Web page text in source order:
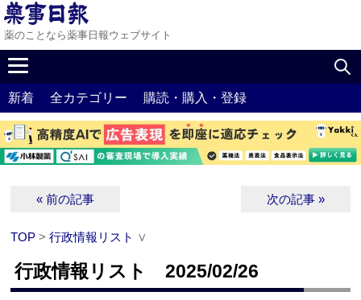
薬のことなら薬事日報ウェブサイト
新着 全カテゴリー 購読・購入・登録
« 前の記事 次の記事 »
TOP >行政情報リスト ∨
行政情報リスト 2025/02/26